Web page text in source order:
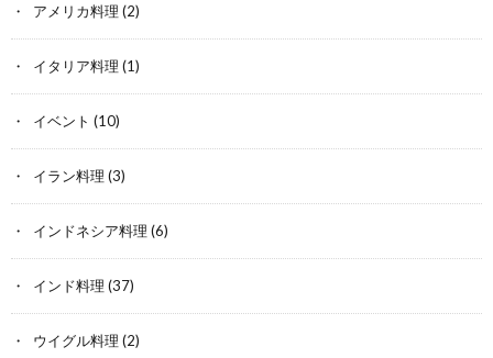
アメリカ料理 (2)
イタリア料理 (1)
イベント (10)
イラン料理 (3)
インドネシア料理 (6)
インド料理 (37)
ウイグル料理 (2)